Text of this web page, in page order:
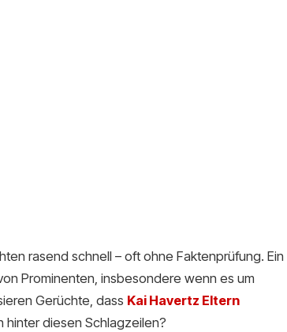
rasend schnell – oft ohne Faktenprüfung. Ein
Prominenten, insbesondere wenn es um
Gerüchte, dass Kai Havertz Eltern
diesen Schlagzeilen?